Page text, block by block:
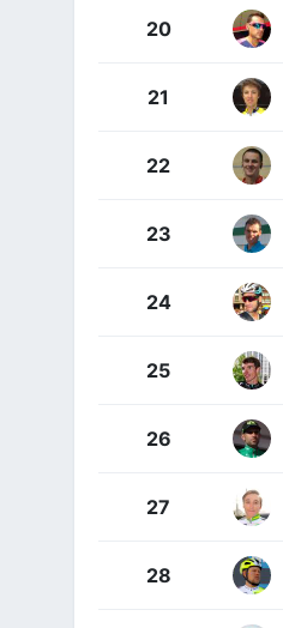
20
21
22
23
24
25
26
27
28